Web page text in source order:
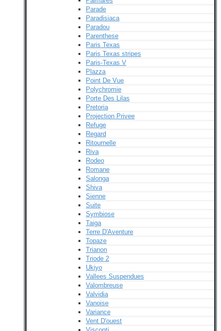
Parade
Paradisiaca
Paradou
Parenthese
Paris Texas
Paris Texas stripes
Paris-Texas V
Plazza
Point De Vue
Polychromie
Porte Des Lilas
Pretoria
Projection Privee
Refuge
Regard
Ritournelle
Riva
Rodeo
Romane
Salonga
Shiva
Sienne
Suite
Symbiose
Taiga
Terre D'Aventure
Topaze
Trianon
Triode 2
Ukiyo
Vallees Suspendues
Valombreuse
Valvidia
Vanoise
Variance
Vent D'ouest